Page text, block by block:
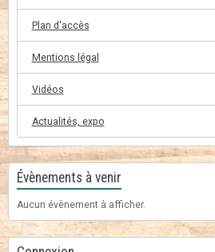
Plan d'accès
Mentions légal
Vidéos
Actualités, expo
Évènements à venir
Aucun évènement à afficher.